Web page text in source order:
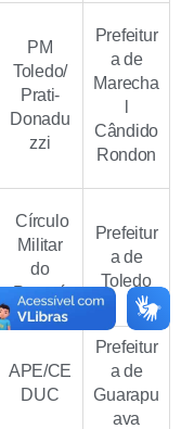
PM
Toledo/
Prati-
Donadu
zzi
Prefeitur
a de
Marecha
Cândido
Rondon
Círculo
Militar
do
Paraná
Prefeitur
a de
Toledo
APE/CE
DUC
Prefeitur
a de
Guarapu
ava